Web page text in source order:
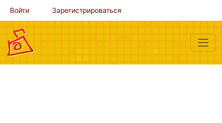
Войти Зарегистрироваться